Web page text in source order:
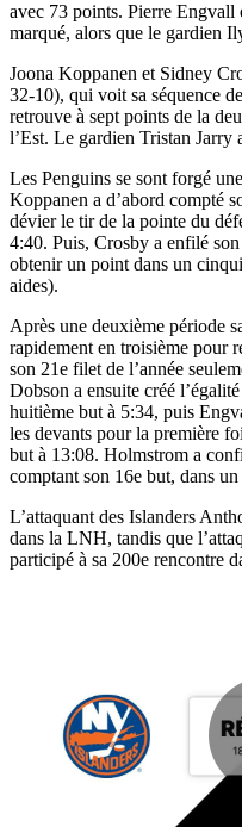
avec 73 points. Pierre
marqué, alors que le gardien
Joona Koppanen et Sidney
32-10), qui voit sa séquence
retrouve à sept points de la
l’Est. Le gardien Tristan Jarry
Les Penguins se sont forgé
Koppanen a d’abord compté
dévier le tir de la pointe du
4:40. Puis, Crosby a enfilé
obtenir un point dans un
aides).
Après une deuxième période
rapidement en troisième pour
son 21e filet de l’année
Dobson a ensuite créé
huitième but à 5:34, puis
les devants pour la première
but à 13:08. Holmstrom a
comptant son 16e but, dans
L’attaquant des Islanders
dans la LNH, tandis que
participé à sa 200e rencontre